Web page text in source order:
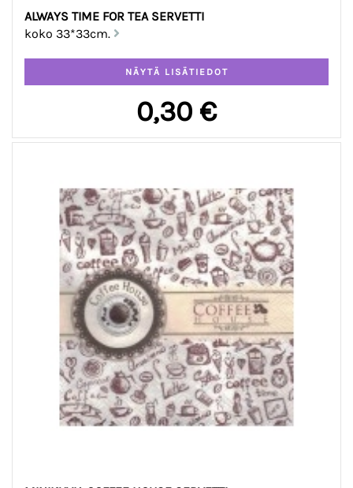
ALWAYS TIME FOR TEA SERVETTI
koko 33*33cm.
0,30 €